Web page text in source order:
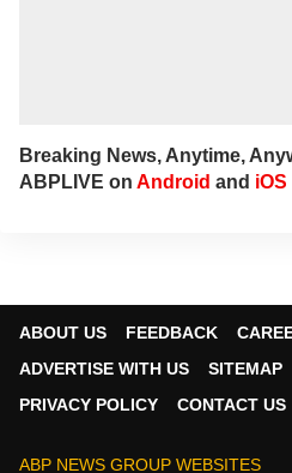
Breaking News, Anytime,
ABPLIVE on Android and iOS
ABOUT US FEEDBACK
ADVERTISE WITH US
SITEMAP
PRIVACY POLICY
CONTACT US
ABP NEWS GROUP WEBSITES